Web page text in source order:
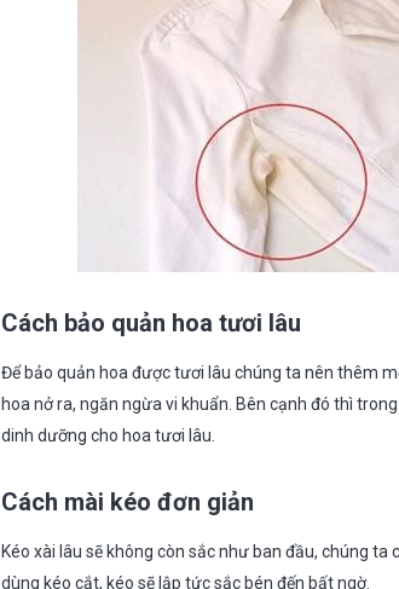
Cách bảo quản hoa tươi lâu
Để bảo quản hoa được tươi lâu chúng ta nên thêm
hoa nở ra, ngăn ngừa vi khuẩn. Bên cạnh đó thì
dinh dưỡng cho hoa tươi lâu.
Cách mài kéo đơn giản
Kéo xài lâu sẽ không còn sắc như ban đầu, chúng
dùng kéo cắt, kéo sẽ lập tức sắc bén đến bất ngờ.